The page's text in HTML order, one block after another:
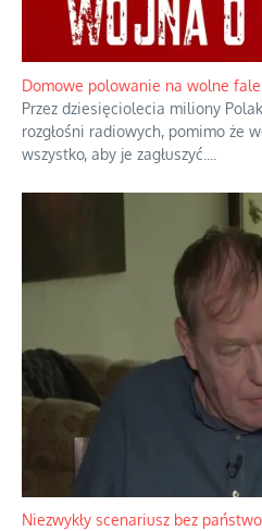
Domowe polowanie na wolne fale
Przez dziesięciolecia miliony
rozgłośni radiowych, pomimo że
wszystko, aby je zagłuszyć.
Niezwykły scenariusz bez